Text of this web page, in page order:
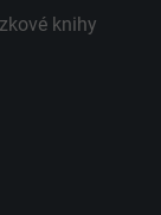
knihy